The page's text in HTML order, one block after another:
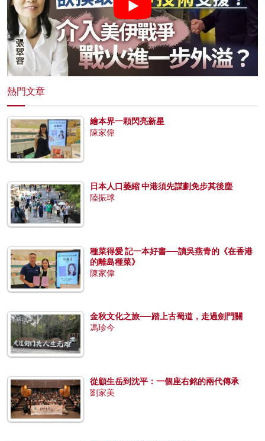
熱門文章
繪本界一顆閃亮新星
陳家偉
日本人口萎縮 中港須先謀劃免步其後塵
陸振球
種菜得愛 記一本好書──讀吳燕青的《在香港
的離島種菜》
陳家偉
金秋文化之旅──踏上古蜀道，走過劍門關
馮珍今
從顧生岳到沈平：一個座右銘的兩代傳承
劉家美